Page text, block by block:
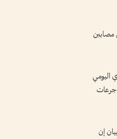
مصابين
اليومي
جرعات
إن